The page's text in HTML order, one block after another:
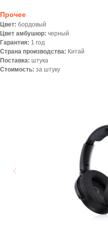
Прочее
Цвет: бордовый
Цвет амбушюр: черный
Гарантия: 1 год
Страна производства: Китай
Поставка: штука
Стоимость: за штуку